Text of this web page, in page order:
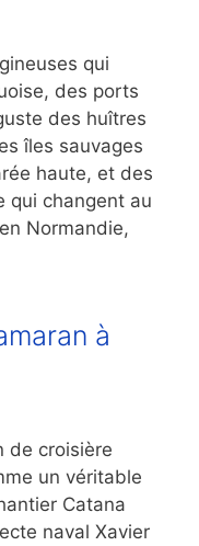
qui
des ports
des huîtres
îles sauvages
haute, et des
qui changent au
Normandie,
à
de croisière
un véritable
Catana
naval Xavier